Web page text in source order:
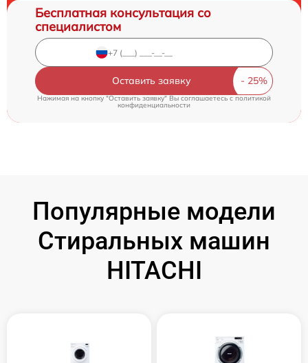
Бесплатная консультация со
специалистом
Оставить заявку
Нажимая на кнопку "Оставить заявку" Вы соглашаетесь cполитикой
конфиденциальности
Популярные модели
Стиральных машин
HITACHI